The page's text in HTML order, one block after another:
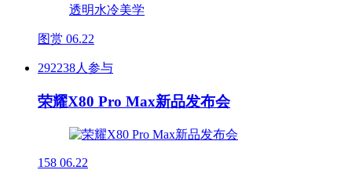
图赏 06.22
292238人参与
荣耀X80 Pro Max新品发布会
158 06.22